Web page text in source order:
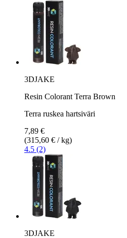
3DJAKE
Resin Colorant Terra Brown
Terra ruskea hartsiväri
7,89 €
(315,60 € / kg)
4.5 (2)
3DJAKE